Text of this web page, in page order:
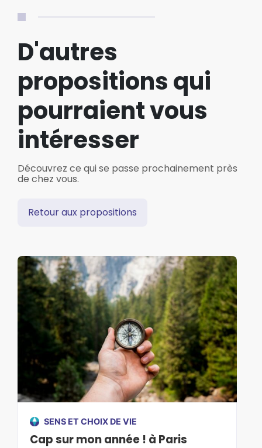
D'autres
propositions qui
pourraient vous
intéresser
Découvrez ce qui se passe prochainement près
de chez vous.
Retour aux propositions
SENS ET CHOIX DE VIE
Cap sur mon année ! à Paris